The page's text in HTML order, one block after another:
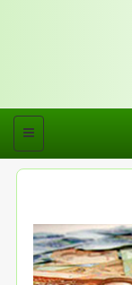
منو